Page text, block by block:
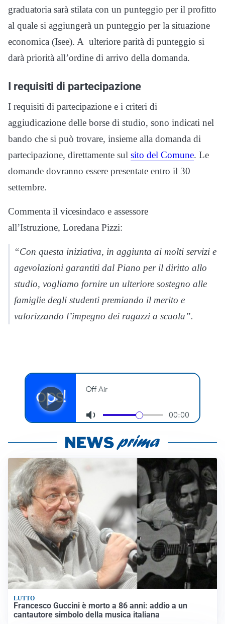
graduatoria sarà stilata con un punteggio per il profitto
al quale si aggiungerà un punteggio per la situazione
economica (Isee). A ulteriore parità di punteggio si
darà priorità all’ordine di arrivo della domanda.
I requisiti di partecipazione
I requisiti di partecipazione e i criteri di
aggiudicazione delle borse di studio, sono indicati nel
bando che si può trovare, insieme alla domanda di
partecipazione, direttamente sul sito del Comune. Le
domande dovranno essere presentate entro il 30
settembre.
Commenta il vicesindaco e assessore
all’Istruzione, Loredana Pizzi:
“Con questa iniziativa, in aggiunta ai molti servizi e
agevolazioni garantiti dal Piano per il diritto allo
studio, vogliamo fornire un ulteriore sostegno alle
famiglie degli studenti premiando il merito e
valorizzando l’impegno dei ragazzi a scuola”.
LUTTO
Francesco Guccini è morto a 86 anni: addio a un
cantautore simbolo della musica italiana